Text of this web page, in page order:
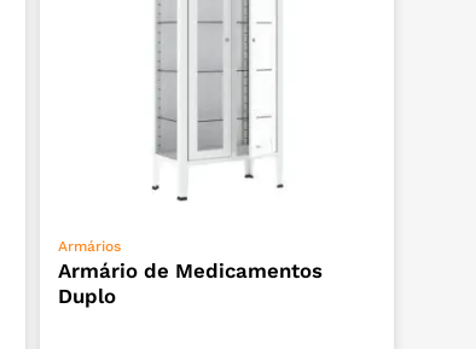
Armários
Armário de Medicamentos
Duplo